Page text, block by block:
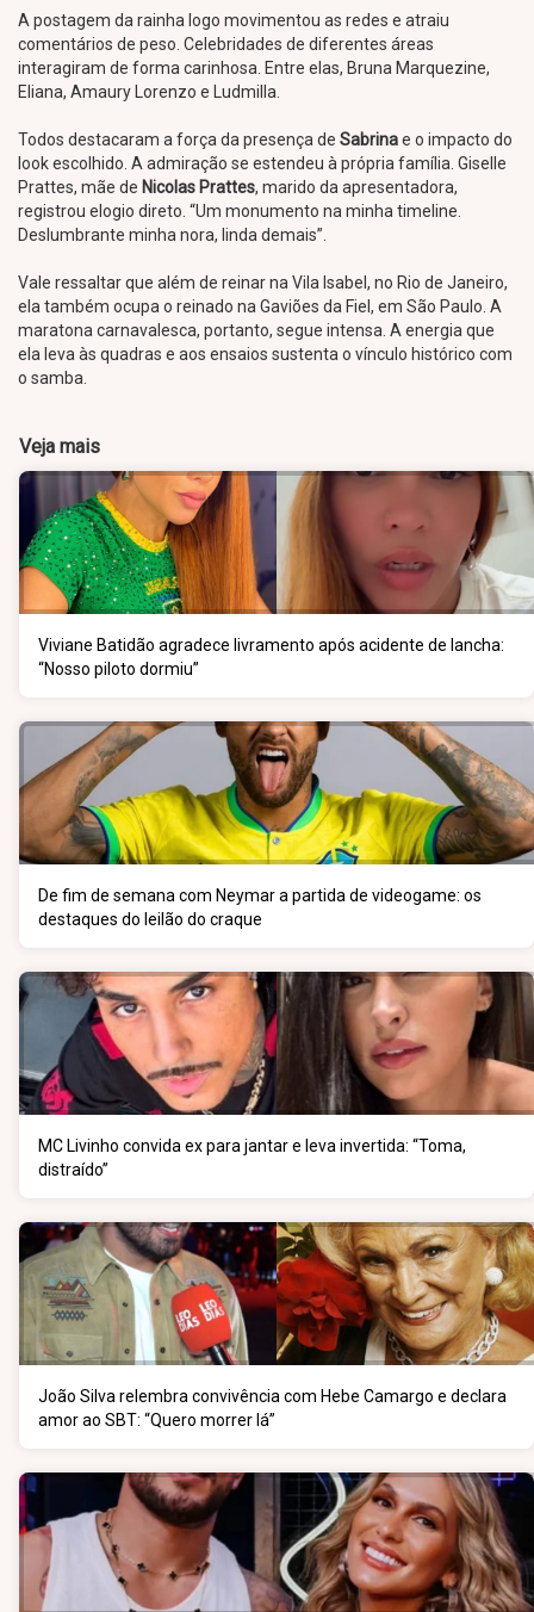
A postagem da rainha logo movimentou as redes e atraiu
comentários de peso. Celebridades de diferentes áreas
interagiram de forma carinhosa. Entre elas, Bruna Marquezine,
Eliana, Amaury Lorenzo e Ludmilla.
Todos destacaram a força da presença de Sabrinae o impacto do
look escolhido. A admiração se estendeu à própria família. Giselle
Prattes, mãe de Nicolas Prattes, marido da apresentadora,
registrou elogio direto. “Um monumento na minha timeline.
Deslumbrante minha nora, linda demais”.
Vale ressaltar que além de reinar na Vila Isabel, no Rio de Janeiro,
ela também ocupa o reinado na Gaviões da Fiel, em São Paulo. A
maratona carnavalesca, portanto, segue intensa. A energia que
ela leva às quadras e aos ensaios sustenta o vínculo histórico com
o samba.
Veja mais
Viviane Batidão agradece livramento após acidente de lancha:
“Nosso piloto dormiu”
De fim de semana com Neymar a partida de videogame: os
destaques do leilão do craque
MC Livinho convida ex para jantar e leva invertida: “Toma,
distraído”
João Silva relembra convivência com Hebe Camargo e declara
amor ao SBT: “Quero morrer lá”